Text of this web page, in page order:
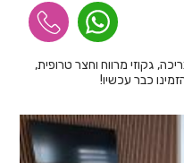
גקוזי מרווח וחצר טרופית,
כבר עכשיו!